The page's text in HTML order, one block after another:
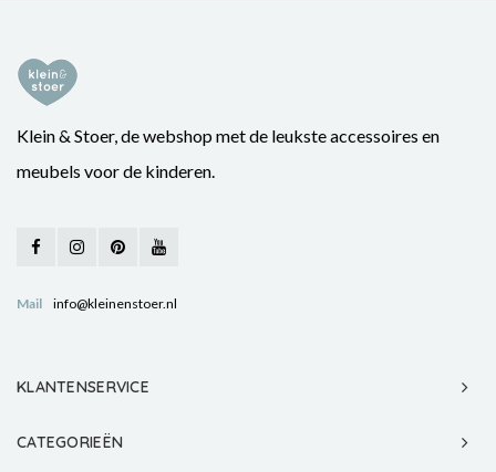
Klein & Stoer, de webshop met de leukste accessoires en
meubels voor de kinderen.
Mail info@kleinenstoer.nl
KLANTENSERVICE
CATEGORIEËN